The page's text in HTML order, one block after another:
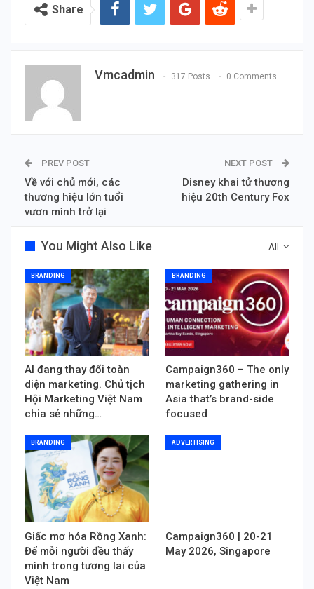
Share
Vmcadmin 317 Posts 0 Comments
PREV POST
Về với chủ mới, các
thương hiệu lớn tuổi
vươn mình trở lại
NEXT POST
Disney khai tử thương
hiệu 20th Century Fox
All
You Might Also Like
BRANDING
AI đang thay đổi toàn
diện marketing. Chủ tịch
Hội Marketing Việt Nam
chia sẻ những…
BRANDING
Campaign360 – The only
marketing gathering in
Asia that’s brand-side
focused
BRANDING
Giấc mơ hóa Rồng Xanh:
Để mỗi người đều thấy
mình trong tương lai của
Việt Nam
ADVERTISING
Campaign360 | 20-21
May 2026, Singapore